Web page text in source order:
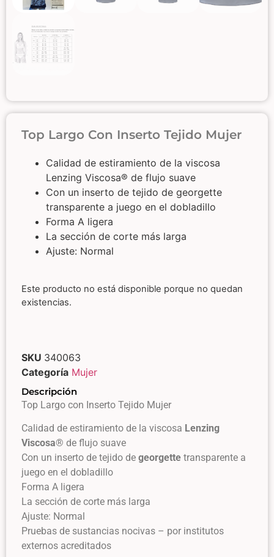
Top Largo Con Inserto Tejido Mujer
Calidad de estiramiento de la viscosa
Lenzing Viscosa® de flujo suave
Con un inserto de tejido de georgette
transparente a juego en el dobladillo
Forma A ligera
La sección de corte más larga
Ajuste: Normal
Este producto no está disponible porque no quedan
existencias.
SKU 340063
Categoría Mujer
Descripción
Top Largo con Inserto Tejido Mujer
Calidad de estiramiento de la viscosa Lenzing
Viscosa® de flujo suave
Con un inserto de tejido de georgette transparente a
juego en el dobladillo
Forma A ligera
La sección de corte más larga
Ajuste: Normal
Pruebas de sustancias nocivas – por institutos
externos acreditados